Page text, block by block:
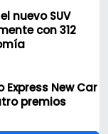
nuevo SUV
con 312
New Car
premios